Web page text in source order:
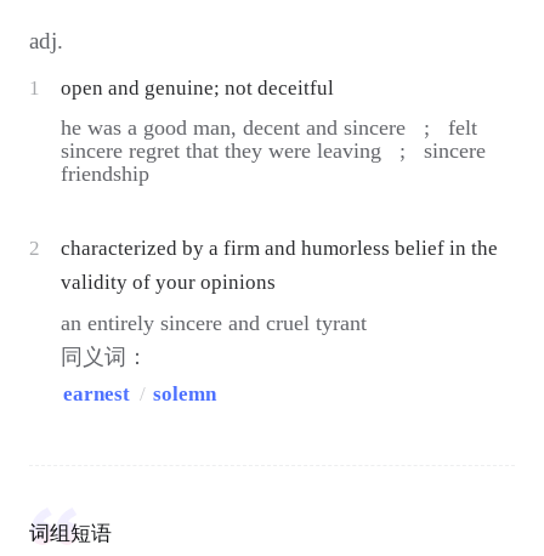
adj.
1 open and genuine; not deceitful
he was a good man, decent and sincere ;
felt
sincere regret that they were leaving ;
sincere
friendship
2
characterized by a firm and humorless belief in the
validity of your opinions
an entirely sincere and cruel tyrant
同义词：
earnest / solemn
词组短语